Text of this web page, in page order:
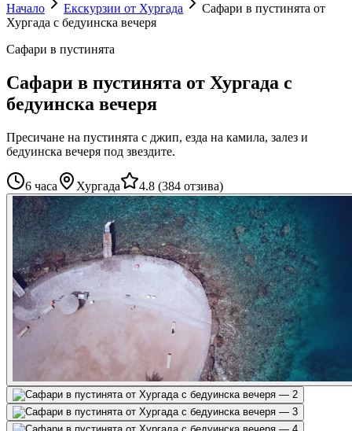
Начало Екскурзии от Хургада
Сафари в пустинята от
Хургада с бедуинска вечеря
Сафари в пустинята
Сафари в пустинята от Хургада с
бедуинска вечеря
Пресичане на пустинята с джип, езда на камила, залез и
бедуинска вечеря под звездите.
6 часа Хургада 4.8 (384 отзива)